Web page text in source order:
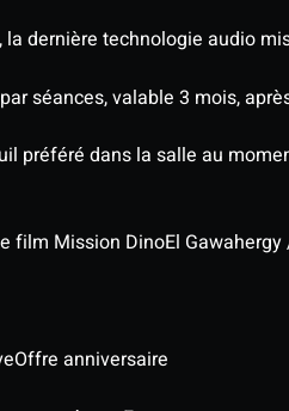
dernière technologie audio
séances, valable 3 mois,
préféré dans la salle au
film Mission Dino
Offre anniversaire